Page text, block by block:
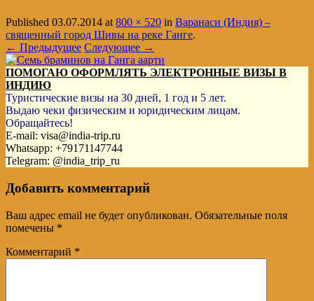
Published 03.07.2014 at800 × 520 in Варанаси (Индия) –
священный город Шивы на реке Ганге.
← Предыдущее Следующее →
ПОМОГАЮ ОФОРМЛЯТЬ ЭЛЕКТРОННЫЕ ВИЗЫ В
ИНДИЮ
Туристические визы на 30 дней, 1 год и 5 лет.
Выдаю чеки физическим и юридическим лицам.
Обращайтесь!
E-mail: visa@india-trip.ru
Whatsapp: +79171147744
Telegram: @india_trip_ru
Добавить комментарий
Ваш адрес email не будет опубликован. Обязательные поля
помечены *
Комментарий *